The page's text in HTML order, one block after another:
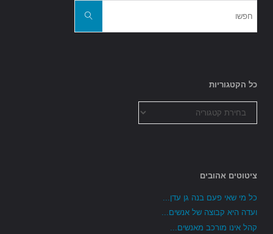
חפשו
כל הקטגוריות
הקטגוריות
ציטוטים אהובים
כל מי שאי פעם בנה גן עדן...
ועדה היא קבוצה של אנשים...
קהל אינו מורכב מאנשים...